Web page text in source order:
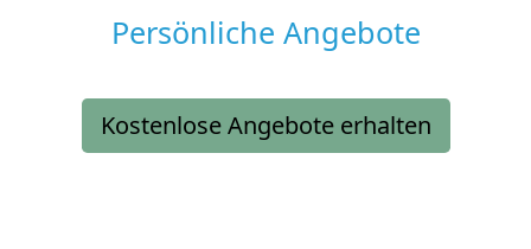
Persönliche Angebote
Kostenlose Angebote erhalten